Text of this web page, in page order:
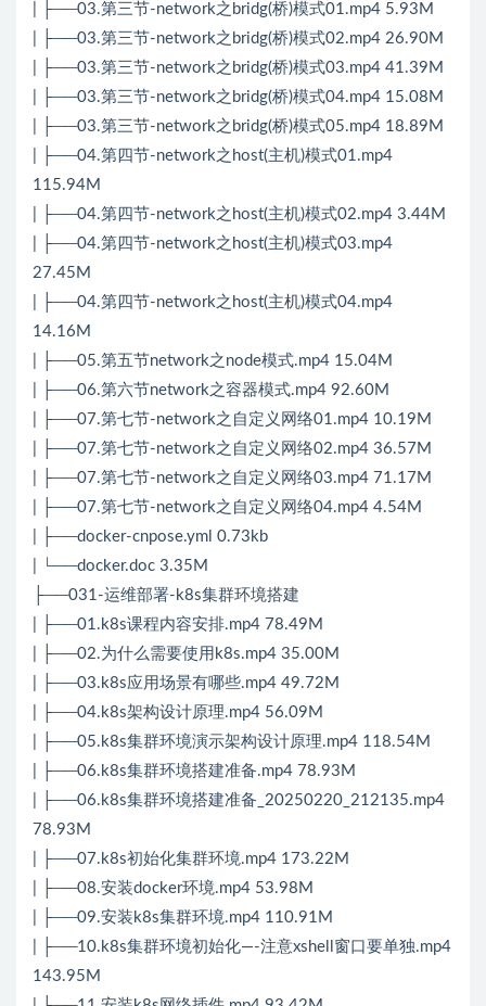
| ├──03.第三节-network之bridg(桥)模式01.mp4 5.93M
| ├──03.第三节-network之bridg(桥)模式02.mp4 26.90M
| ├──03.第三节-network之bridg(桥)模式03.mp4 41.39M
| ├──03.第三节-network之bridg(桥)模式04.mp4 15.08M
| ├──03.第三节-network之bridg(桥)模式05.mp4 18.89M
| ├──04.第四节-network之host(主机)模式01.mp4
115.94M
| ├──04.第四节-network之host(主机)模式02.mp4 3.44M
| ├──04.第四节-network之host(主机)模式03.mp4
27.45M
| ├──04.第四节-network之host(主机)模式04.mp4
14.16M
| ├──05.第五节network之node模式.mp4 15.04M
| ├──06.第六节network之容器模式.mp4 92.60M
| ├──07.第七节-network之自定义网络01.mp4 10.19M
| ├──07.第七节-network之自定义网络02.mp4 36.57M
| ├──07.第七节-network之自定义网络03.mp4 71.17M
| ├──07.第七节-network之自定义网络04.mp4 4.54M
| ├──docker-cnpose.yml 0.73kb
| └──docker.doc 3.35M
├──031-运维部署-k8s集群环境搭建
| ├──01.k8s课程内容安排.mp4 78.49M
| ├──02.为什么需要使用k8s.mp4 35.00M
| ├──03.k8s应用场景有哪些.mp4 49.72M
| ├──04.k8s架构设计原理.mp4 56.09M
| ├──05.k8s集群环境演示架构设计原理.mp4 118.54M
| ├──06.k8s集群环境搭建准备.mp4 78.93M
| ├──06.k8s集群环境搭建准备_20250220_212135.mp4
78.93M
| ├──07.k8s初始化集群环境.mp4 173.22M
| ├──08.安装docker环境.mp4 53.98M
| ├──09.安装k8s集群环境.mp4 110.91M
| ├──10.k8s集群环境初始化—-注意xshell窗口要单独.mp4
143.95M